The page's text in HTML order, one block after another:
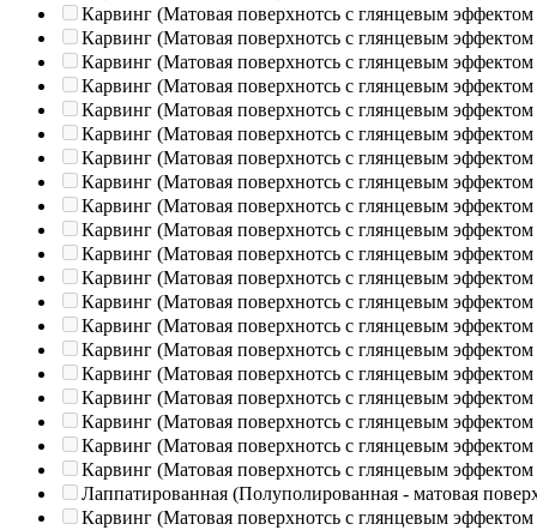
Карвинг (Матовая поверхнотсь с глянцевым эффектом
Карвинг (Матовая поверхнотсь с глянцевым эффектом
Карвинг (Матовая поверхнотсь с глянцевым эффектом
Карвинг (Матовая поверхнотсь с глянцевым эффектом
Карвинг (Матовая поверхнотсь с глянцевым эффектом
Карвинг (Матовая поверхнотсь с глянцевым эффектом
Карвинг (Матовая поверхнотсь с глянцевым эффектом
Карвинг (Матовая поверхнотсь с глянцевым эффектом
Карвинг (Матовая поверхнотсь с глянцевым эффектом
Карвинг (Матовая поверхнотсь с глянцевым эффектом
Карвинг (Матовая поверхнотсь с глянцевым эффектом
Карвинг (Матовая поверхнотсь с глянцевым эффектом
Карвинг (Матовая поверхнотсь с глянцевым эффектом
Карвинг (Матовая поверхнотсь с глянцевым эффектом
Карвинг (Матовая поверхнотсь с глянцевым эффектом
Карвинг (Матовая поверхнотсь с глянцевым эффектом
Карвинг (Матовая поверхнотсь с глянцевым эффектом
Карвинг (Матовая поверхнотсь с глянцевым эффектом
Карвинг (Матовая поверхнотсь с глянцевым эффектом
Карвинг (Матовая поверхнотсь с глянцевым эффектом
Лаппатированная (Полуполированная - матовая
Карвинг (Матовая поверхнотсь с глянцевым эффектом